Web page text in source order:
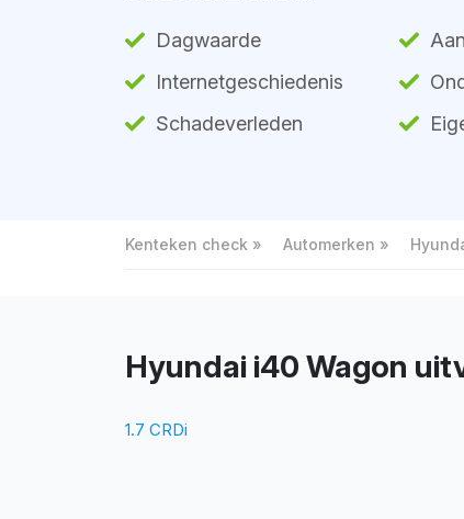
Dagwaarde
Internetgeschiedenis
Schadeverleden
Kenteken check Automerken
Hyundai i40 Wagon
1.7 CRDi